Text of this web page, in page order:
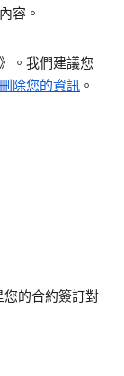
容。
》。我們建議您
除您的資訊 。
的合約簽訂對